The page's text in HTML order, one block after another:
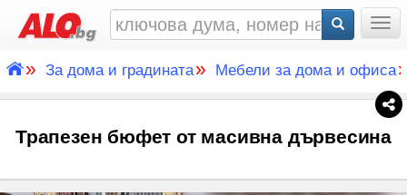
» За дома и градината» Мебели за дома и офиса
Трапезен бюфет от масивна дървесина